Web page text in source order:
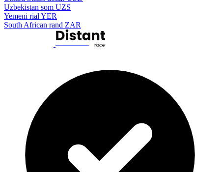
Uzbekistan som UZS
Yemeni rial YER
South African rand ZAR